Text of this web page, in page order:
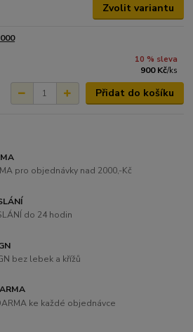
Zvolit variantu
10 % sleva
900 Kč/ks
Přidat do košíku
pro objednávky nad 2000,-Kč
do 24 hodin
bez lebek a křížů
ke každé objednávce